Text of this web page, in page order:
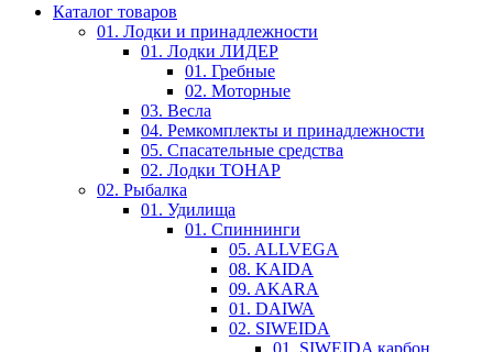
Каталог товаров
01. Лодки и принадлежности
01. Лодки ЛИДЕР
01. Гребные
02. Моторные
03. Весла
04. Ремкомплекты и принадлежности
05. Спасательные средства
02. Лодки ТОНАР
02. Рыбалка
01. Удилища
01. Спиннинги
05. ALLVEGA
08. KAIDA
09. AKARA
01. DAIWA
02. SIWEIDA
01. SIWEIDA карбон